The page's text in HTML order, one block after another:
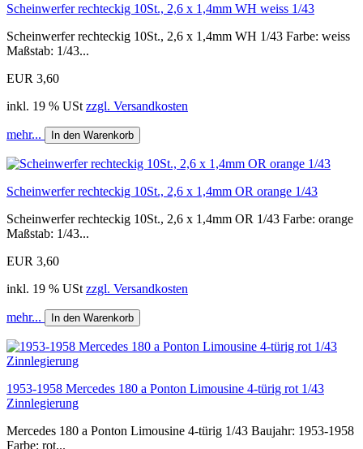
Scheinwerfer rechteckig 10St., 2,6 x 1,4mm WH weiss 1/43
Scheinwerfer rechteckig 10St., 2,6 x 1,4mm WH 1/43 Farbe: weiss
Maßstab: 1/43...
EUR 3,60
inkl. 19 % USt zzgl. Versandkosten
mehr... In den Warenkorb
Scheinwerfer rechteckig 10St., 2,6 x 1,4mm OR orange 1/43
Scheinwerfer rechteckig 10St., 2,6 x 1,4mm OR 1/43 Farbe: orange
Maßstab: 1/43...
EUR 3,60
inkl. 19 % USt zzgl. Versandkosten
mehr... In den Warenkorb
1953-1958 Mercedes 180 a Ponton Limousine 4-türig rot 1/43
Zinnlegierung
Mercedes 180 a Ponton Limousine 4-türig 1/43 Baujahr: 1953-1958
Farbe: rot...